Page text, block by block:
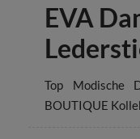
EVA
Top Modische
BOUTIQUE